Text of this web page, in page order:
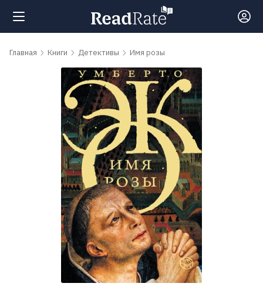
Поиск
Рейтинги
обсуждаемые
Главная Книги Детективы Имя розы